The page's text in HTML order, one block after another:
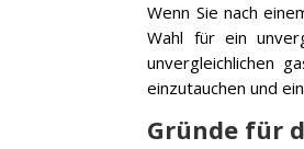
Wenn Sie nach
Wahl für ein
unvergleichlichen
einzutauchen und
Gründe für